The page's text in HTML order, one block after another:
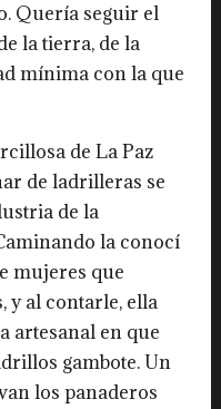
Quería seguir el
la tierra, de la
mínima con la que
de La Paz
de ladrilleras se
de la
la conocí
mujeres que
y al contarle, ella
artesanal en que
gambote. Un
los panaderos